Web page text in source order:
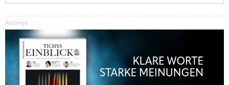
Anzeige